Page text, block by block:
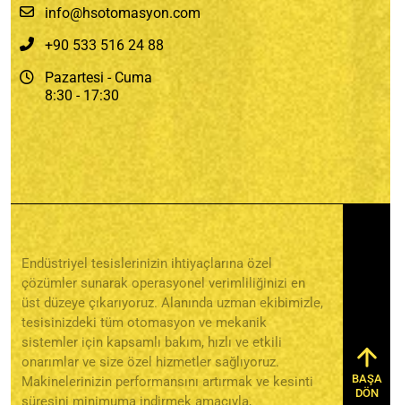
info@hsotomasyon.com
+90 533 516 24 88
Pazartesi - Cuma
8:30 - 17:30
Endüstriyel tesislerinizin ihtiyaçlarına özel
çözümler sunarak operasyonel verimliliğinizi en
üst düzeye çıkarıyoruz. Alanında uzman ekibimizle,
tesisinizdeki tüm otomasyon ve mekanik
sistemler için kapsamlı bakım, hızlı ve etkili
onarımlar ve size özel hizmetler sağlıyoruz.
Makinelerinizin performansını artırmak ve kesinti
süresini minimuma indirmek amacıyla,
BAŞA
DÖN